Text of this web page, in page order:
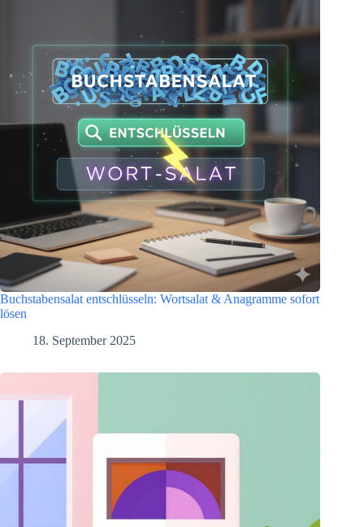
Buchstabensalat entschlüsseln: Wortsalat & Anagramme sofort
lösen
18. September 2025